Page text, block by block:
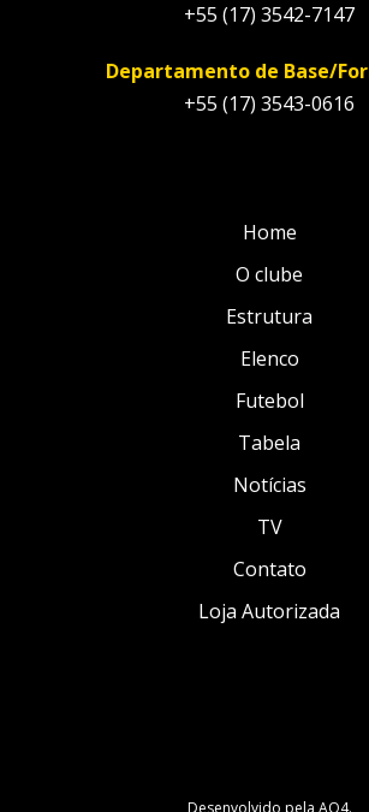
+55 (17) 3542-7147
Departamento de Base/
+55 (17) 3543-0616
Home
O clube
Estrutura
Elenco
Futebol
Tabela
Notícias
TV
Contato
Loja Autorizada